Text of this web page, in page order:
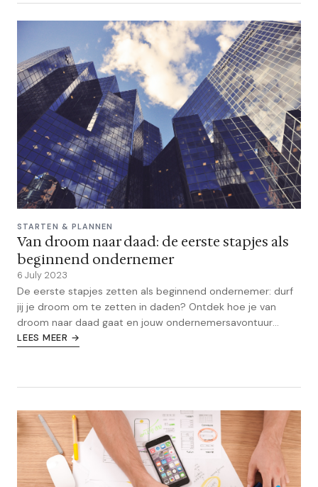
STARTEN & PLANNEN
Van droom naar daad: de eerste stapjes als
beginnend ondernemer
6 July 2023
De eerste stapjes zetten als beginnend ondernemer: durf
jij je droom om te zetten in daden? Ontdek hoe je van
droom naar daad gaat en jouw ondernemersavontuur
begint!
LEES MEER →